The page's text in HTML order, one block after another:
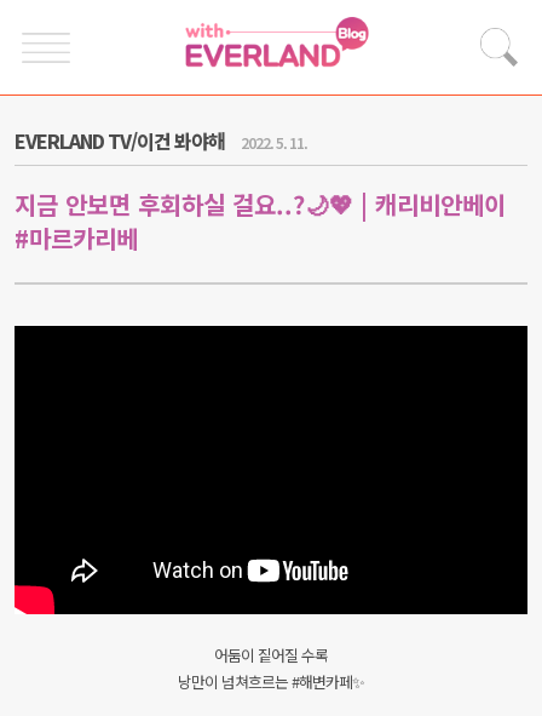
EVERLAND TV/이건 봐야해 2022. 5. 11.
지금 안보면 후회하실 걸요..?🌙💖 | 캐리비안베이
#마르카리베
어둠이 짙어질 수록
낭만이 넘쳐흐르는 #해변카페✨